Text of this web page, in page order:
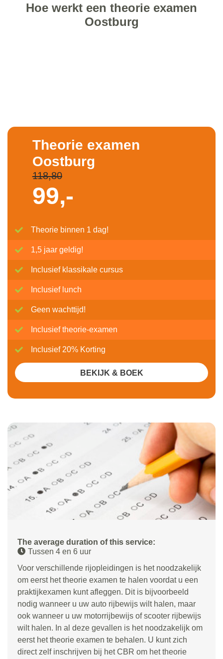
Hoe werkt een theorie examen
Oostburg
The average duration of this service:
Tussen 4 en 6 uur
Voor verschillende rijopleidingen is het noodzakelijk
om eerst het theorie examen te halen voordat u een
praktijkexamen kunt afleggen. Dit is bijvoorbeeld
nodig wanneer u uw auto rijbewijs wilt halen, maar
ook wanneer u uw motorrijbewijs of scooter rijbewijs
wilt halen. In al deze gevallen is het noodzakelijk om
eerst het theorie examen te behalen. U kunt zich
direct zelf inschrijven bij het CBR om het theorie
Theorie examen
Oostburg
118,80
99,-
Theorie binnen 1 dag!
1,5 jaar geldig!
Inclusief klassikale cursus
Inclusief lunch
Geen wachttijd!
Inclusief theorie-examen
Inclusief 20% Korting
BEKIJK & BOEK